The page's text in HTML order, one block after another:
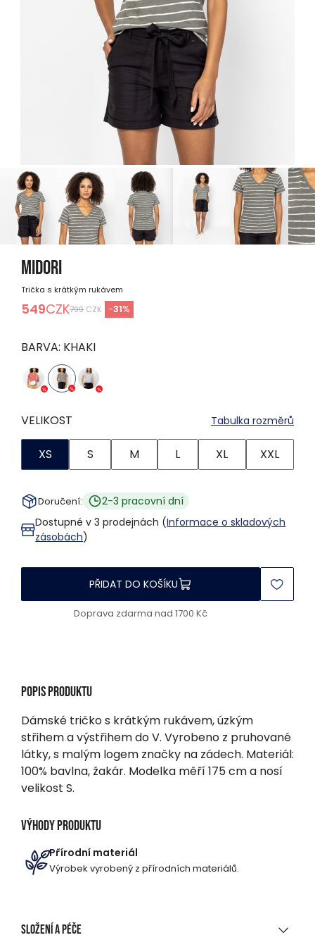
MIDORI
Trička s krátkým rukávem
549CZK799 CZK -31%
BARVA: KHAKI
VELIKOST Tabulka rozměrů
XS S M L XL XXL
Doručení:
2-3 pracovní dní
Dostupné v 3 prodejnách (Informace o skladových
zásobách)
PŘIDAT DO KOŠÍKU
Doprava zdarma nad 1700 Kč
Popis produktu
Dámské tričko s krátkým rukávem, úzkým
střihem a výstřihem do V. Vyrobeno z pruhované
látky, s malým logem značky na zádech. Materiál:
100% bavlna, žakár. Modelka měří 175 cm a nosí
velikost S.
Výhody produktu
Přírodní materiál
Výrobek vyrobený z přírodních materiálů.
Složení a péče